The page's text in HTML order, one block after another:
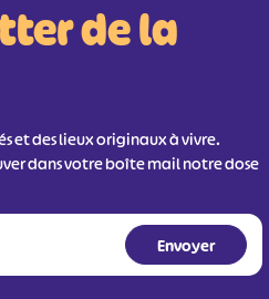
de la
et des lieux originaux à vivre.
dans votre boîte mail notre dose